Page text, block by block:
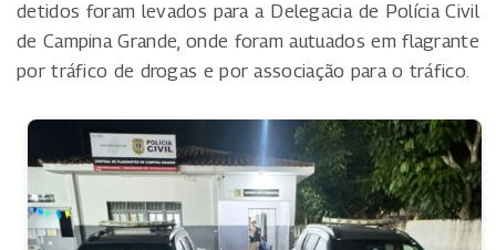
detidos foram levados para a Delegacia de Polícia Civil
de Campina Grande, onde foram autuados em flagrante
por tráfico de drogas e por associação para o tráfico.